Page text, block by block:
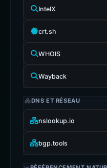
IntelX
crt.sh
WHOIS
Wayback
DNS ET RÉSEAU
nslookup.io
bgp.tools